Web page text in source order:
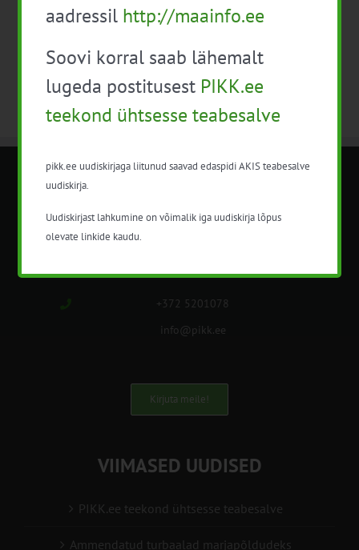
Telli kalender
METK NÕUANDETEENISTUS
Nõuandeteenistuse nimetuse alt
nõustamisteenuseid.
+372 5201078
info@pikk.ee
Kirjuta meile!
VIIMASED UUDISED
PIKK.ee teekond ühtsesse teabesalve
Ammendatud turbaalad marjapõldudeks
aadressil http://maainfo.ee
Soovi korral saab lähemalt
lugeda postitusest PIKK.ee
teekond ühtsesse teabesalve
pikk.ee uudiskirjaga liitunud saavad edaspidi AKIS teabesalve
uudiskirja.
Uudiskirjast lahkumine on võimalik iga uudiskirja lõpus
olevate linkide kaudu.